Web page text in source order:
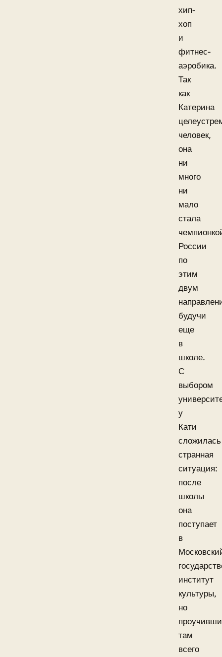
хип-
хоп
и
фитнес-
аэробика.
Так
как
Катерина
человек,
она
ни
много
ни
мало
стала
России
по
этим
двум
будучи
еще
в
школе.
С
выбором
у
Кати
сложилась
странная
ситуация:
после
школы
она
поступает
в
институт
культуры,
но
там
всего